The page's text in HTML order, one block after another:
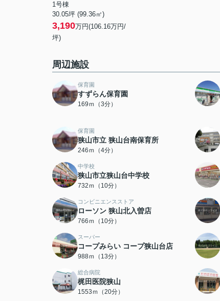
1号棟
30.05坪 (99.36㎡)
3,190万円(106.16万円/
坪)
周辺施設
保育園
すずらん保育園
169ｍ（3分）
保育園
狭山市立 狭山台南保育所
246ｍ（4分）
中学校
狭山市立狭山台中学校
732ｍ（10分）
コンビニエンスストア
ローソン 狭山北入曽店
766ｍ（10分）
スーパー
コープみらい コープ狭山台店
988ｍ（13分）
総合病院
梶田医院狭山
1553ｍ（20分）